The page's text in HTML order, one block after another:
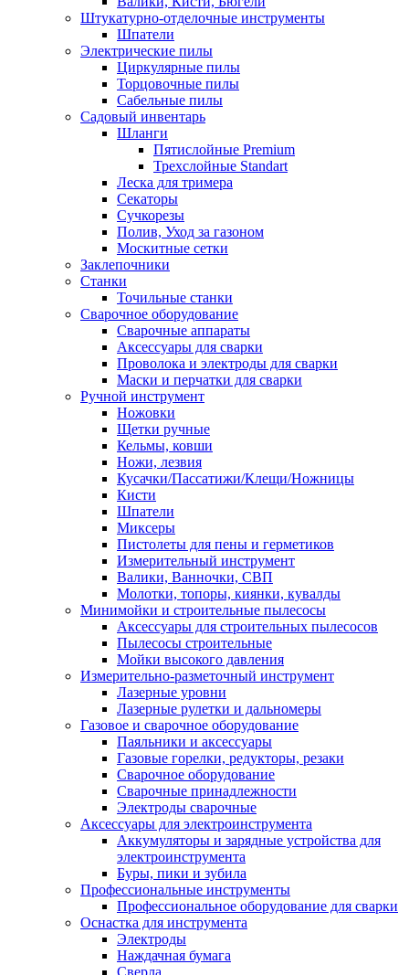
Штукатурно-отделочные инструменты
Шпатели
Электрические пилы
Циркулярные пилы
Торцовочные пилы
Сабельные пилы
Садовый инвентарь
Шланги
Пятислойные Premium
Трехслойные Standart
Леска для тримера
Секаторы
Сучкорезы
Полив, Уход за газоном
Москитные сетки
Заклепочники
Станки
Точильные станки
Сварочное оборудование
Сварочные аппараты
Аксессуары для сварки
Проволока и электроды для сварки
Маски и перчатки для сварки
Ручной инструмент
Ножовки
Щетки ручные
Кельмы, ковши
Ножи, лезвия
Кусачки/Пассатижи/Клещи/Ножницы
Кисти
Шпатели
Миксеры
Пистолеты для пены и герметиков
Измерительный инструмент
Валики, Ванночки, СВП
Молотки, топоры, киянки, кувалды
Минимойки и строительные пылесосы
Аксессуары для строительных пылесосов
Пылесосы строительные
Мойки высокого давления
Измерительно-разметочный инструмент
Лазерные уровни
Лазерные рулетки и дальномеры
Газовое и сварочное оборудование
Паяльники и аксессуары
Газовые горелки, редукторы, резаки
Сварочное оборудование
Сварочные принадлежности
Электроды сварочные
Аксессуары для электроинструмента
Аккумуляторы и зарядные устройства для
электроинструмента
Буры, пики и зубила
Профессиональные инструменты
Профессиональное оборудование для сварки
Оснастка для инструмента
Электроды
Наждачная бумага
Сверла